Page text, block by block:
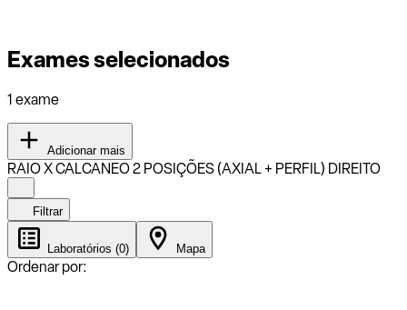
Exames selecionados
1 exame
Adicionar mais
RAIO X CALCANEO 2 POSIÇÕES (AXIAL + PERFIL) DIREITO
Filtrar
Laboratórios (0) Mapa
Ordenar por: